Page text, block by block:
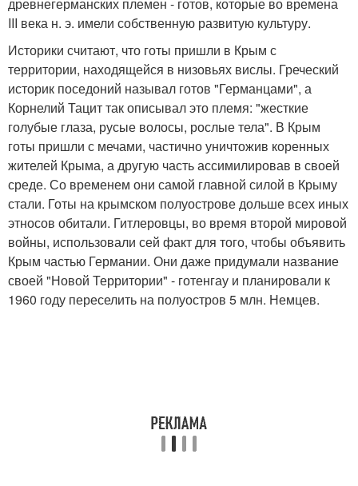
древнегерманских племен - готов, которые во времена
III века н. э. имели собственную развитую культуру.
Историки считают, что готы пришли в Крым с
территории, находящейся в низовьях вислы. Греческий
историк поседоний называл готов "Германцами", а
Корнелий Тацит так описывал это племя: "жесткие
голубые глаза, русые волосы, рослые тела". В Крым
готы пришли с мечами, частично уничтожив коренных
жителей Крыма, а другую часть ассимилировав в своей
среде. Со временем они самой главной силой в Крыму
стали. Готы на крымском полуострове дольше всех иных
этносов обитали. Гитлеровцы, во время второй мировой
войны, использовали сей факт для того, чтобы объявить
Крым частью Германии. Они даже придумали название
своей "Новой Территории" - готенгау и планировали к
1960 году переселить на полуостров 5 млн. Немцев.